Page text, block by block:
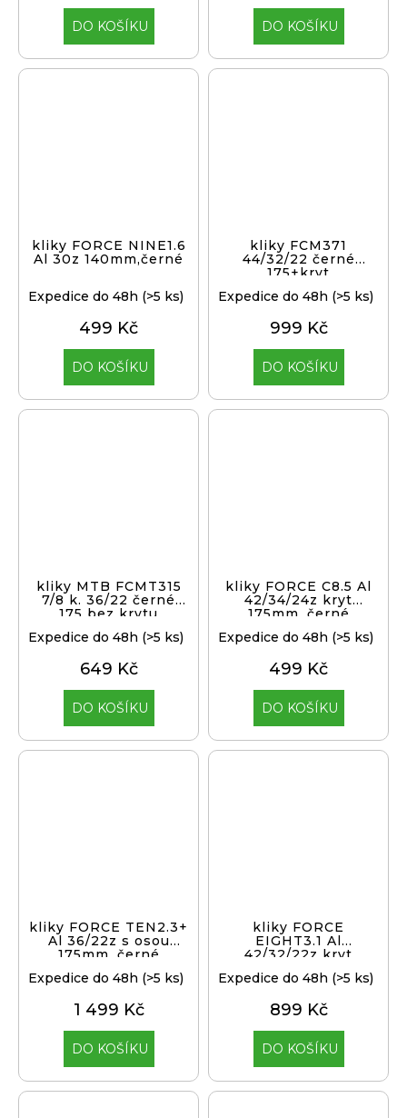
DO KOŠÍKU DO KOŠÍKU
kliky FORCE NINE1.6
Al 30z 140mm,černé
Expedice do 48h (>5 ks)
499 Kč
DO KOŠÍKU
kliky FCM371
44/32/22 černé
175+kryt
Expedice do 48h (>5 ks)
999 Kč
DO KOŠÍKU
kliky MTB FCMT315
7/8 k. 36/22 černé
175 bez krytu
Expedice do 48h (>5 ks)
649 Kč
DO KOŠÍKU
kliky FORCE C8.5 Al
42/34/24z kryt
175mm, černé
Expedice do 48h (>5 ks)
499 Kč
DO KOŠÍKU
kliky FORCE TEN2.3+
Al 36/22z s osou
175mm, černé
Expedice do 48h (>5 ks)
1 499 Kč
DO KOŠÍKU
kliky FORCE
EIGHT3.1 Al
42/32/22z kryt
Expedice do 48h (>5 ks)
899 Kč
DO KOŠÍKU